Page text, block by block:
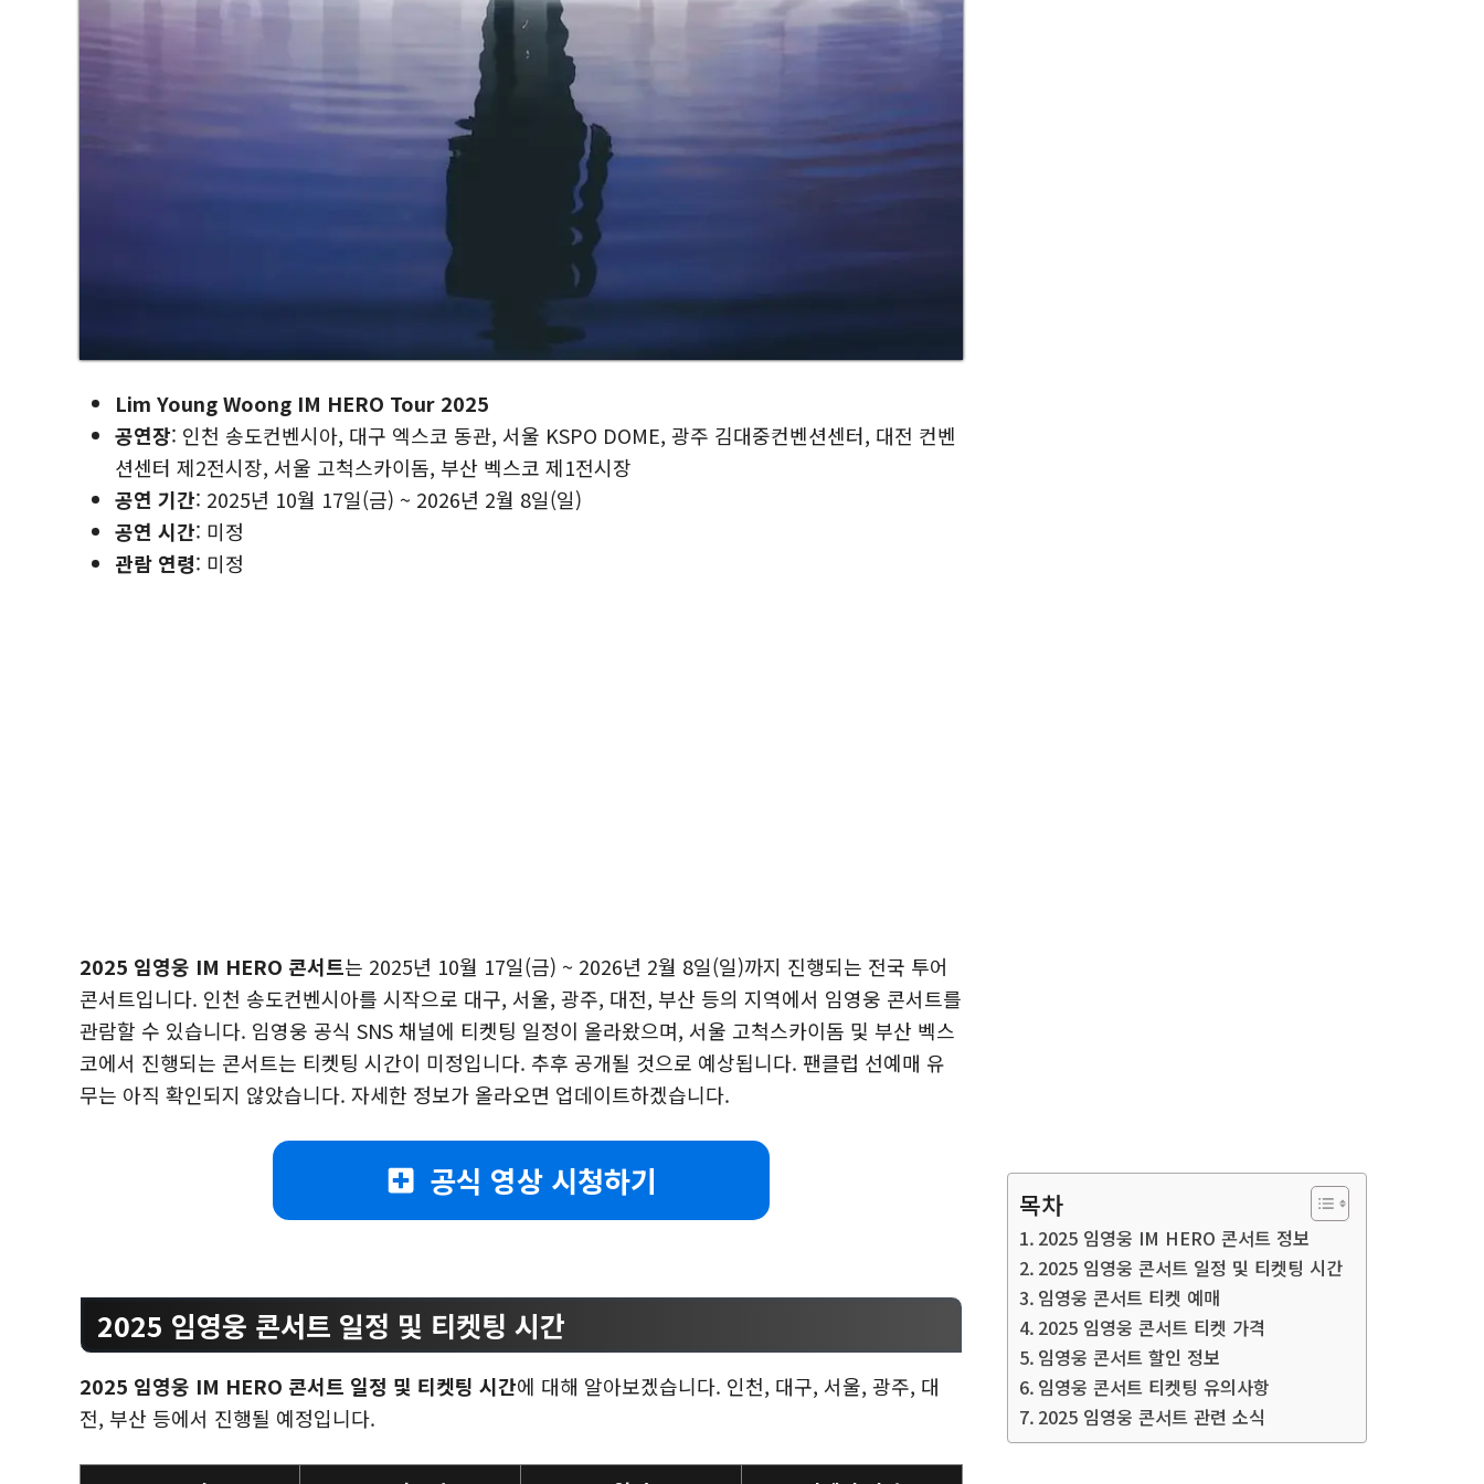
Lim Young Woong IM HERO Tour 2025
공연장: 인천 송도컨벤시아, 대구 엑스코 동관, 서울 KSPO DOME, 광주 김대중컨벤션센터, 대전 컨벤
션센터 제2전시장, 서울 고척스카이돔, 부산 벡스코 제1전시장
공연 기간: 2025년 10월 17일(금) ~ 2026년 2월 8일(일)
공연 시간: 미정
관람 연령: 미정
2025 임영웅 IM HERO 콘서트는 2025년 10월 17일(금) ~ 2026년 2월 8일(일)까지 진행되는 전국 투어
콘서트입니다. 인천 송도컨벤시아를 시작으로 대구, 서울, 광주, 대전, 부산 등의 지역에서 임영웅 콘서트를
관람할 수 있습니다. 임영웅 공식 SNS 채널에 티켓팅 일정이 올라왔으며, 서울 고척스카이돔 및 부산 벡스
코에서 진행되는 콘서트는 티켓팅 시간이 미정입니다. 추후 공개될 것으로 예상됩니다. 팬클럽 선예매 유
무는 아직 확인되지 않았습니다. 자세한 정보가 올라오면 업데이트하겠습니다.
공식 영상 시청하기
2025 임영웅 콘서트 일정 및 티켓팅 시간
2025 임영웅 IM HERO 콘서트 일정 및 티켓팅 시간에 대해 알아보겠습니다. 인천, 대구, 서울, 광주, 대
전, 부산 등에서 진행될 예정입니다.
목차
2025 임영웅 IM HERO 콘서트 정보
2025 임영웅 콘서트 일정 및 티켓팅 시간
임영웅 콘서트 티켓 예매
2025 임영웅 콘서트 티켓 가격
임영웅 콘서트 할인 정보
임영웅 콘서트 티켓팅 유의사항
2025 임영웅 콘서트 관련 소식